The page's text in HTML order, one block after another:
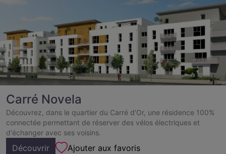
Carré Novela
Découvrez, dans le quartier du Carré d'Or, une résidence 100%
connectée permettant de réserver des vélos électriques et
d'échanger avec ses voisins.
Découvrir Ajouter aux favoris